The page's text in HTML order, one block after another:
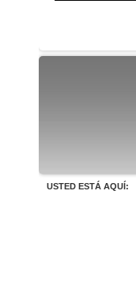
USTED ESTÁ AQUÍ: